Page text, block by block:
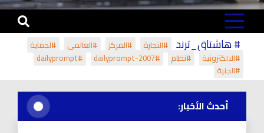
# هاشتاق_ترند #التجارة #المركز #العالمي
#لحماية
#الالكترونية
#نظام #dailyprompt-2007
#dailyprompt
#الجنية
أحدث الأخبار: